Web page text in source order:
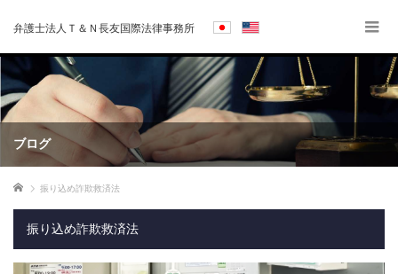
弁護士法人Ｔ＆Ｎ長友国際法律事務所
ブログ
ホーム 振り込め詐欺救済法
振り込め詐欺救済法